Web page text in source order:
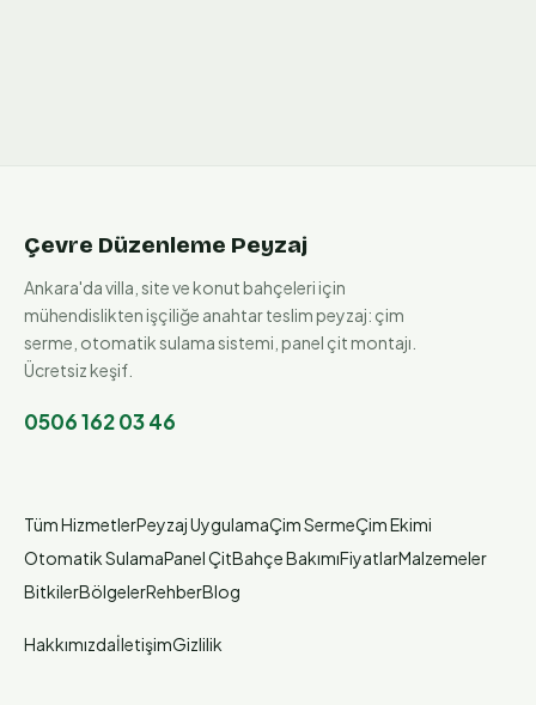
Çevre Düzenleme Peyzaj
Ankara'da villa, site ve konut bahçeleri için
mühendislikten işçiliğe anahtar teslim peyzaj: çim
serme, otomatik sulama sistemi, panel çit montajı.
Ücretsiz keşif.
0506 162 03 46
Tüm HizmetlerPeyzaj UygulamaÇim SermeÇim Ekimi
Otomatik SulamaPanel ÇitBahçe BakımıFiyatlarMalzemeler
BitkilerBölgelerRehberBlog
HakkımızdaİletişimGizlilik